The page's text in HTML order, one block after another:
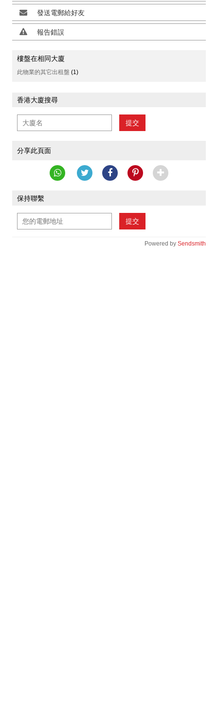
發送電郵給好友
報告錯誤
樓盤在相同大廈
此物業的其它出租盤 (1)
香港大廈搜尋
提交
分享此頁面
保持聯繫
提交
Powered by Sendsmith